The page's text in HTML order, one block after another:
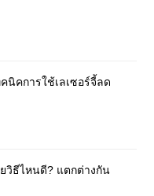
นิคการใช้เลเซอร์จี้ลด
วิธีไหนดี? แตกต่างกัน